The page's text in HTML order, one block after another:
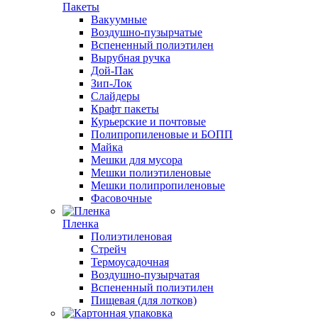
Пакеты
Вакуумные
Воздушно-пузырчатые
Вспененный полиэтилен
Вырубная ручка
Дой-Пак
Зип-Лок
Слайдеры
Крафт пакеты
Курьерские и почтовые
Полипропиленовые и БОПП
Майка
Мешки для мусора
Мешки полиэтиленовые
Мешки полипропиленовые
Фасовочные
Пленка
Полиэтиленовая
Стрейч
Термоусадочная
Воздушно-пузырчатая
Вспененный полиэтилен
Пищевая (для лотков)